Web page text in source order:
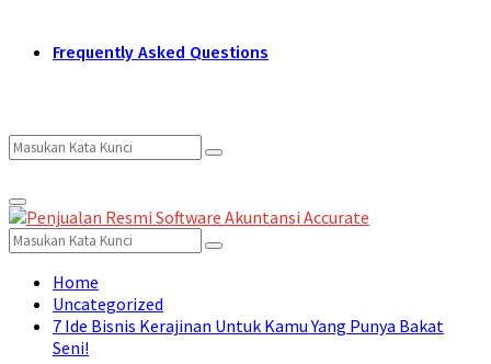
Frequently Asked Questions
Search
for:
Search
Primary
Menu
Search
for:
Search
Home
Uncategorized
7 Ide Bisnis Kerajinan Untuk Kamu Yang Punya Bakat
Seni!